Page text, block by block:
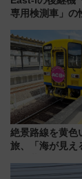
専用検測車」の
絶景路線を黄色
旅、「海が見え
「新・鉄道ひ